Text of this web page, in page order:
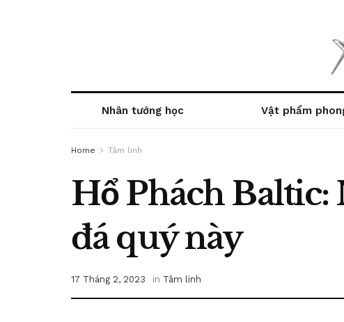
Nhân tướng học Vật phẩm
Home Tâm linh
Hổ Phách
đá quý này
17 Tháng 2, 2023 in Tâm linh